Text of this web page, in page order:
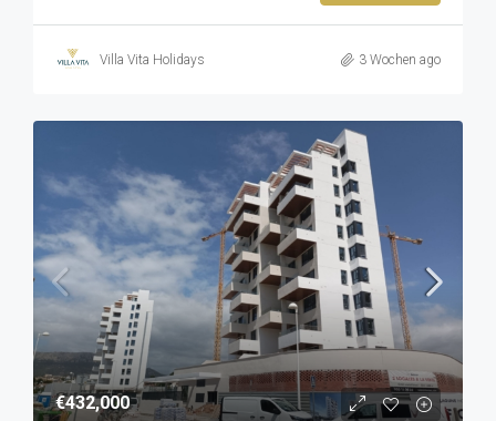
Villa Vita Holidays 3 Wochen ago
€432,000